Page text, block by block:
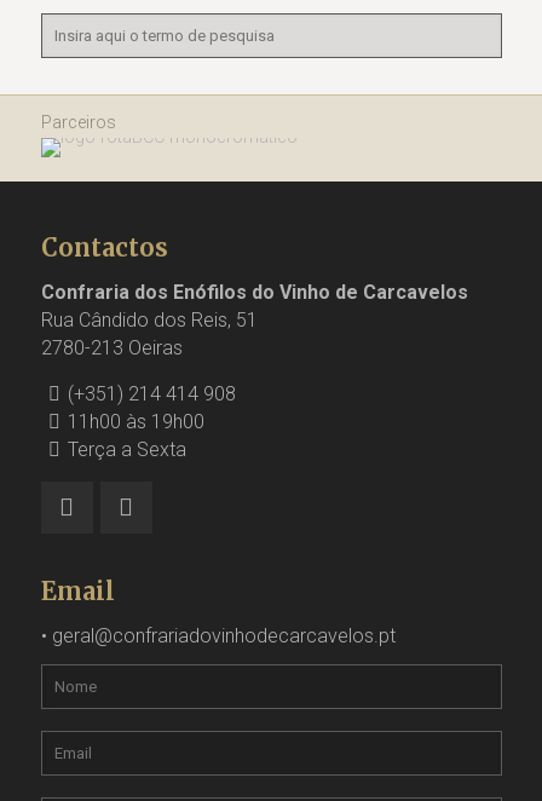
Parceiros
Contactos
Confraria dos Enófilos do Vinho de Carcavelos
Rua Cândido dos Reis, 51
2780-213 Oeiras
(+351) 214 414 908
11h00 às 19h00
Terça a Sexta
Email
• geral@confrariadovinhodecarcavelos.pt